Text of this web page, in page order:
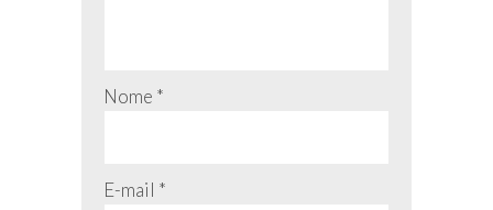
Nome *
E-mail *